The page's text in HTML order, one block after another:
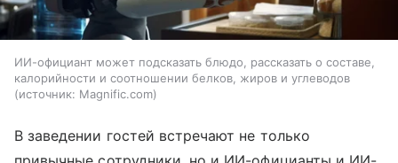
ИИ-официант может подсказать блюдо, рассказать о составе,
калорийности и соотношении белков, жиров и углеводов
источник: Magnific.com
В заведении гостей встречают не только